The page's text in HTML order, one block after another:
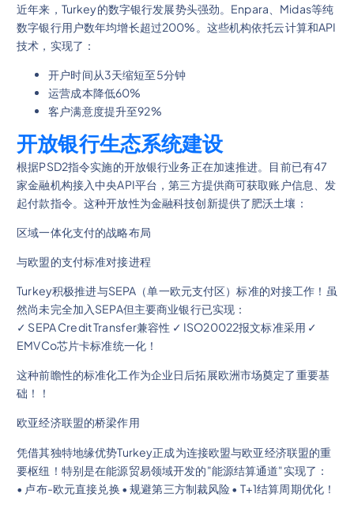
近年来，Turkey的数字银行发展势头强劲。Enpara、Midas等纯
数字银行用户数年均增长超过200%。这些机构依托云计算和API
技术，实现了：
开户时间从3天缩短至5分钟
运营成本降低60%
客户满意度提升至92%
开放银行生态系统建设
根据PSD2指令实施的开放银行业务正在加速推进。目前已有47
家金融机构接入中央API平台，第三方提供商可获取账户信息、发
起付款指令。这种开放性为金融科技创新提供了肥沃土壤：
区域一体化支付的战略布局
与欧盟的支付标准对接进程
Turkey积极推进与SEPA（单一欧元支付区）标准的对接工作！虽
然尚未完全加入SEPA但主要商业银行已实现：
✓ SEPA Credit Transfer兼容性 ✓ ISO20022报文标准采用 ✓
EMVCo芯片卡标准统一化！
这种前瞻性的标准化工作为企业日后拓展欧洲市场奠定了重要基
础！！
欧亚经济联盟的桥梁作用
凭借其独特地缘优势Turkey正成为连接欧盟与欧亚经济联盟的重
要枢纽！特别是在能源贸易领域开发的"能源结算通道"实现了：
• 卢布-欧元直接兑换 • 规避第三方制裁风险 • T+1结算周期优化！